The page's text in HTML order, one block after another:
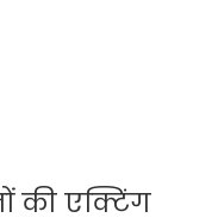
की एक्टिंग